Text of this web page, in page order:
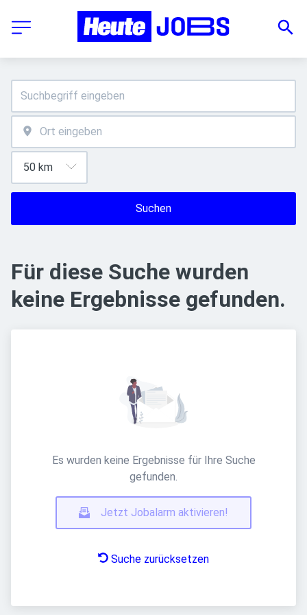
Suchen
Für diese Suche wurden
keine Ergebnisse gefunden.
Es wurden keine Ergebnisse für Ihre Suche
gefunden.
Jetzt Jobalarm aktivieren!
Suche zurücksetzen